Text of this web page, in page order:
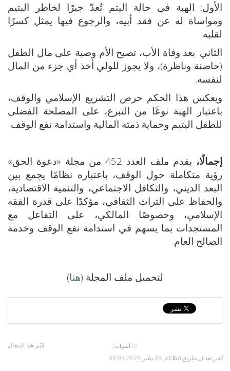
الأول: الهبة في حالة اليتم تُعدّ جبرًا لخاطر اليتيم
ومواساة له عن فقد أبيه، والرجوع فيها يمثل كسرًا
لقلبه.
الثاني: بعد وفاة الأب، تصبح الأم وصية على مال الطفل
(حاضنة وناظرة)، ولا يجوز للولي أخذ أي جزء من المال
لنفسه.
ويعكس هذا الحكم حرص التشريع الإسلامي والوقف،
باعتبار الهبة نوعًا من التبرع، على المصلحة الفضلى
للطفل اليتيم وحماية ذمته المالية واستدامة نفع الوقف.
إجمالًا،
يقدم ملف العدد 452 من مجلة «دعوة الحق»
رؤية متكاملة حول الوقف، باعتباره نظامًا يجمع بين
البعد الديني، والتكافل الاجتماعي، والتنمية الاقتصادية،
والحفاظ على التراث الثقافي، مؤكدًا على قدرة الفقه
الإسلامي، وخصوصًا المالكي، على التفاعل مع
المستجدات بما يسهم في استدامة نفع الوقف وخدمة
الصالح العام.
لتحميل ملف المجلة (هنا)
قيّم هذا المقال (0 أصوات)
آخر تعديل بتاريخ الثلاثاء, 06 يناير 2026 09:04